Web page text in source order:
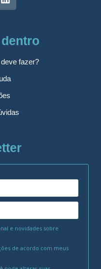
fazer?
e novidades sobre
de acordo com meus